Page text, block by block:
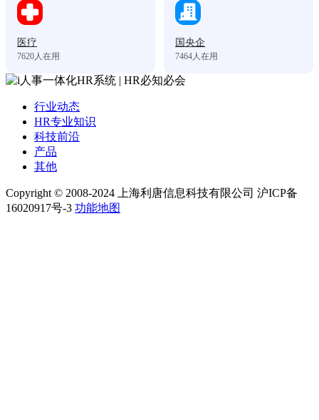
医疗
7620人在用
国央企
7464人在用
行业动态
HR专业知识
科技前沿
产品
其他
Copyright © 2008-2024 上海利唐信息科技有限公司 沪ICP备
16020917号-3 功能地图